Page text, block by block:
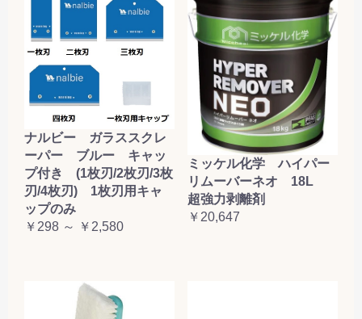
ナルビー ガラススクレ
ーパー ブルー キャッ
プ付き (1枚刃/2枚刃/3枚
刃/4枚刃) 1枚刃用キャ
ップのみ
￥298 ～ ￥2,580
ミッケル化学 ハイパー
リムーバーネオ 18L
超強力剥離剤
￥20,647